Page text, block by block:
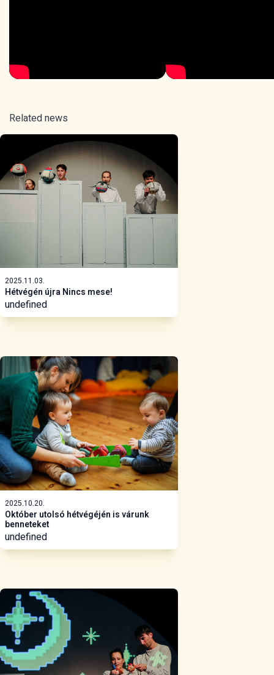
Related news
2025.11.03.
Hétvégén újra Nincs mese!
undefined
2025.10.20.
Október utolsó hétvégéjén is várunk
benneteket
undefined